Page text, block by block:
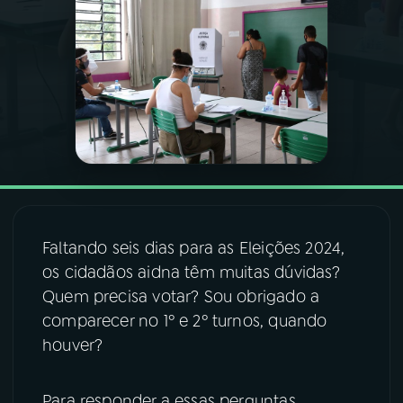
PROGRAMAÇÃO
PROGRAMAS
PODCASTS
07ÚLTIMAS
08FESTIVAL DE MÚSICA
ACOMPANHE A RÁDIO NACIONAL
Faltando seis dias para as Eleições 2024,
os cidadãos aidna têm muitas dúvidas?
Quem precisa votar? Sou obrigado a
comparecer no 1º e 2º turnos, quando
houver?